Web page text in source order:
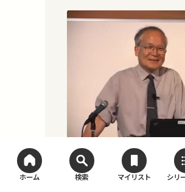
ホーム 検索 マイリスト シリ
いま注目を集める中国を
展とは何か、体制移行と